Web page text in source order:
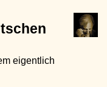
eigentlich